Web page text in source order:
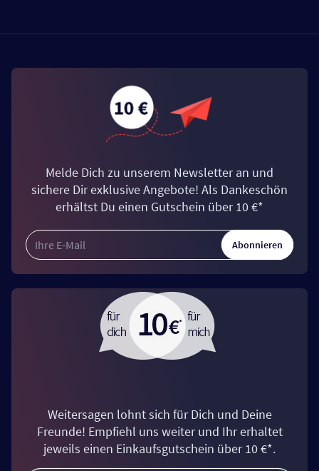
Melde Dich zu unserem Newsletter an und
sichere Dir exklusive Angebote! Als Dankeschön
erhältst Du einen Gutschein über 10 €*
Abonnieren
Weitersagen lohnt sich für Dich und Deine
Freunde! Empfiehl uns weiter und Ihr erhaltet
jeweils einen Einkaufsgutschein über 10 €*.